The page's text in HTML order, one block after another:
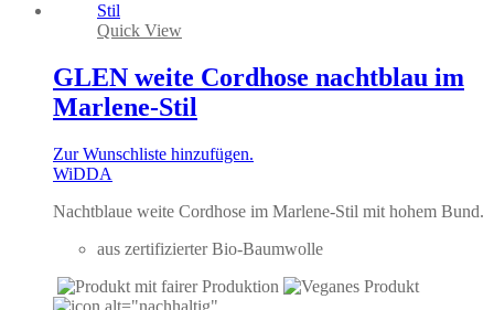
der
Produktseite
Quick View
GLEN weite Cordhose nachtblau im
Marlene-Stil
Zur Wunschliste hinzufügen.
WiDDA
Nachtblaue weite Cordhose im Marlene-Stil mit hohem Bund.
aus zertifizierter Bio-Baumwolle